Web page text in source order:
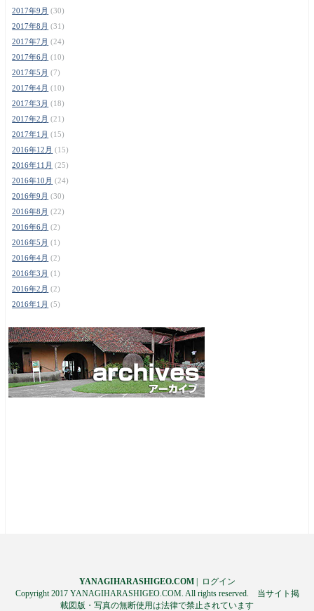
2017年9月 (30)
2017年8月 (31)
2017年7月 (24)
2017年6月 (10)
2017年5月 (7)
2017年4月 (10)
2017年3月 (18)
2017年2月 (21)
2017年1月 (15)
2016年12月 (15)
2016年11月 (25)
2016年10月 (24)
2016年9月 (30)
2016年8月 (22)
2016年6月 (2)
2016年5月 (1)
2016年4月 (2)
2016年3月 (1)
2016年2月 (2)
2016年1月 (5)
YANAGIHARASHIGEO.COM|
ログイン
Copyright 2017 YANAGIHARASHIGEO.COM. All rights reserved. 当サイト掲
載図版・写真の無断使用は法律で禁止されています